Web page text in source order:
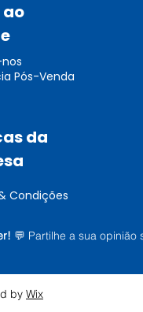
Pós-Venda
da
Condições
💬 Partilhe a sua opinião
by Wix